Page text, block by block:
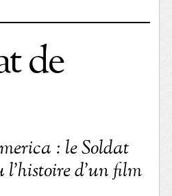
de
: le Soldat
l’histoire d’un film